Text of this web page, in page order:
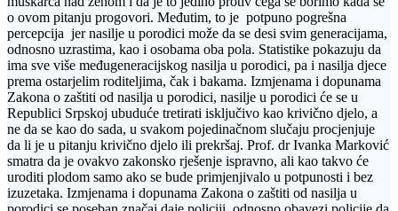
o ovom pitanju progovori. Međutim, to je potpuno pogrešna
percepcija jer nasilje u porodici može da se desi svim generacijama,
odnosno uzrastima, kao i osobama oba pola. Statistike pokazuju da
ima sve više međugeneracijskog nasilja u porodici, pa i nasilja djece
prema ostarjelim roditeljima, čak i bakama. Izmjenama i dopunama
Zakona o zaštiti od nasilja u porodici, nasilje u porodici će se u
Republici Srpskoj ubuduće tretirati isključivo kao krivično djelo, a
ne da se kao do sada, u svakom pojedinačnom slučaju procjenjuje
da li je u pitanju krivično djelo ili prekršaj. Prof. dr Ivanka Marković
smatra da je ovakvo zakonsko rješenje ispravno, ali kao takvo će
uroditi plodom samo ako se bude primjenjivalo u potpunosti i bez
izuzetaka. Izmjenama i dopunama Zakona o zaštiti od nasilja u